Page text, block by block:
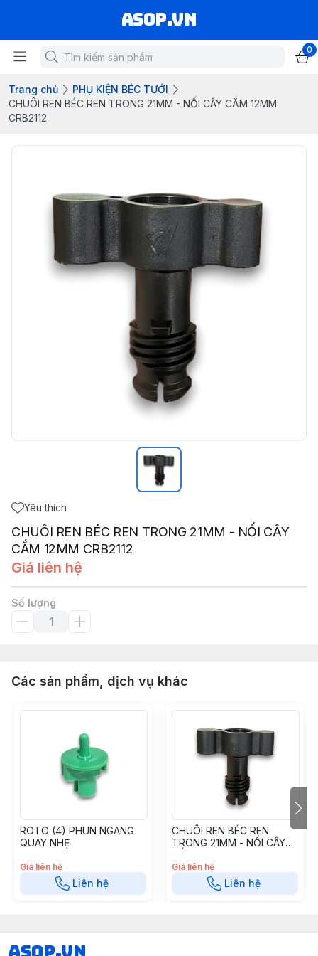
asop.vn
0
Trang chủ
PHỤ KIỆN BÉC TƯỚI
CHUÔI REN BÉC REN TRONG 21MM - NỐI CÂY CẮM 12MM
CRB2112
Yêu thích
CHUÔI REN BÉC REN TRONG 21MM - NỐI CÂY
CẮM 12MM CRB2112
Giá liên hệ
Số lượng
Các sản phẩm, dịch vụ khác
ROTO (4) PHUN NGANG
QUAY NHẸ
Giá liên hệ
Liên hệ
CHUÔI REN BÉC REN
TRONG 21MM - NỐI CÂY
Giá liên hệ
Liên hệ